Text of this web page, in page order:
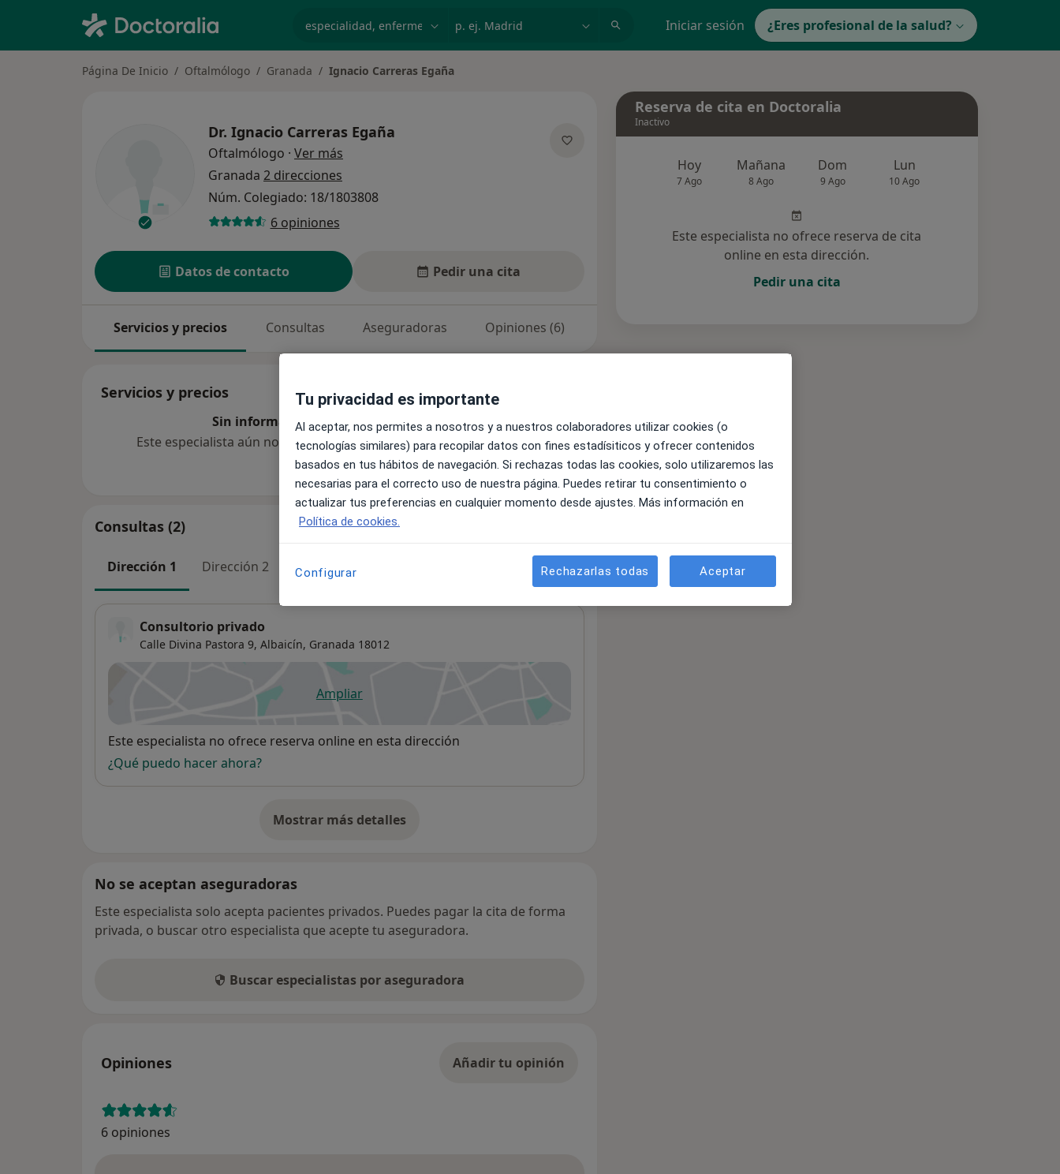
Iniciar sesión ¿Eres profesional de la salud?
Página De Inicio Oftalmólogo Granada Ignacio Carreras Egaña
Dr. Ignacio Carreras Egaña
Oftalmólogo · Ver más
Granada 2 direcciones
Núm. Colegiado: 18/1803808
6 opiniones
Datos de contacto Pedir una cita
Servicios y precios Consultas Aseguradoras Opiniones (6)
Servicios y precios
Sin información sobre servicios y precios
Este especialista aún no ha añadido información sobre sus servicios
Consultas (2)
Dirección 1 Dirección 2
Consultorio privado
Calle Divina Pastora 9, Albaicín, Granada 18012
Ampliarse abre en una nueva pestaña
Disponibilidad
Este especialista no ofrece reserva online en esta dirección
¿Qué puedo hacer ahora?
Mostrar más detalles
sobre la dirección
No se aceptan aseguradoras
Este especialista solo acepta pacientes privados. Puedes pagar la cita de forma
privada, o buscar otro especialista que acepte tu aseguradora.
Buscar especialistas por aseguradora
Opiniones Añadir tu opinión
6 opiniones
Reserva de cita en Doctoralia
Inactivo
Hoy
7 Ago
Mañana
8 Ago
Dom
9 Ago
Lun
10 Ago
Este especialista no ofrece reserva de cita
online en esta dirección.
Pedir una cita
Tu privacidad es importante
Al aceptar, nos permites a nosotros y a nuestros colaboradores utilizar cookies (o
tecnologías similares) para recopilar datos con fines estadísiticos y ofrecer contenidos
basados en tus hábitos de navegación. Si rechazas todas las cookies, solo utilizaremos las
necesarias para el correcto uso de nuestra página. Puedes retirar tu consentimiento o
actualizar tus preferencias en cualquier momento desde ajustes. Más información en
Política de cookies.
Configurar Rechazarlas todas Aceptar